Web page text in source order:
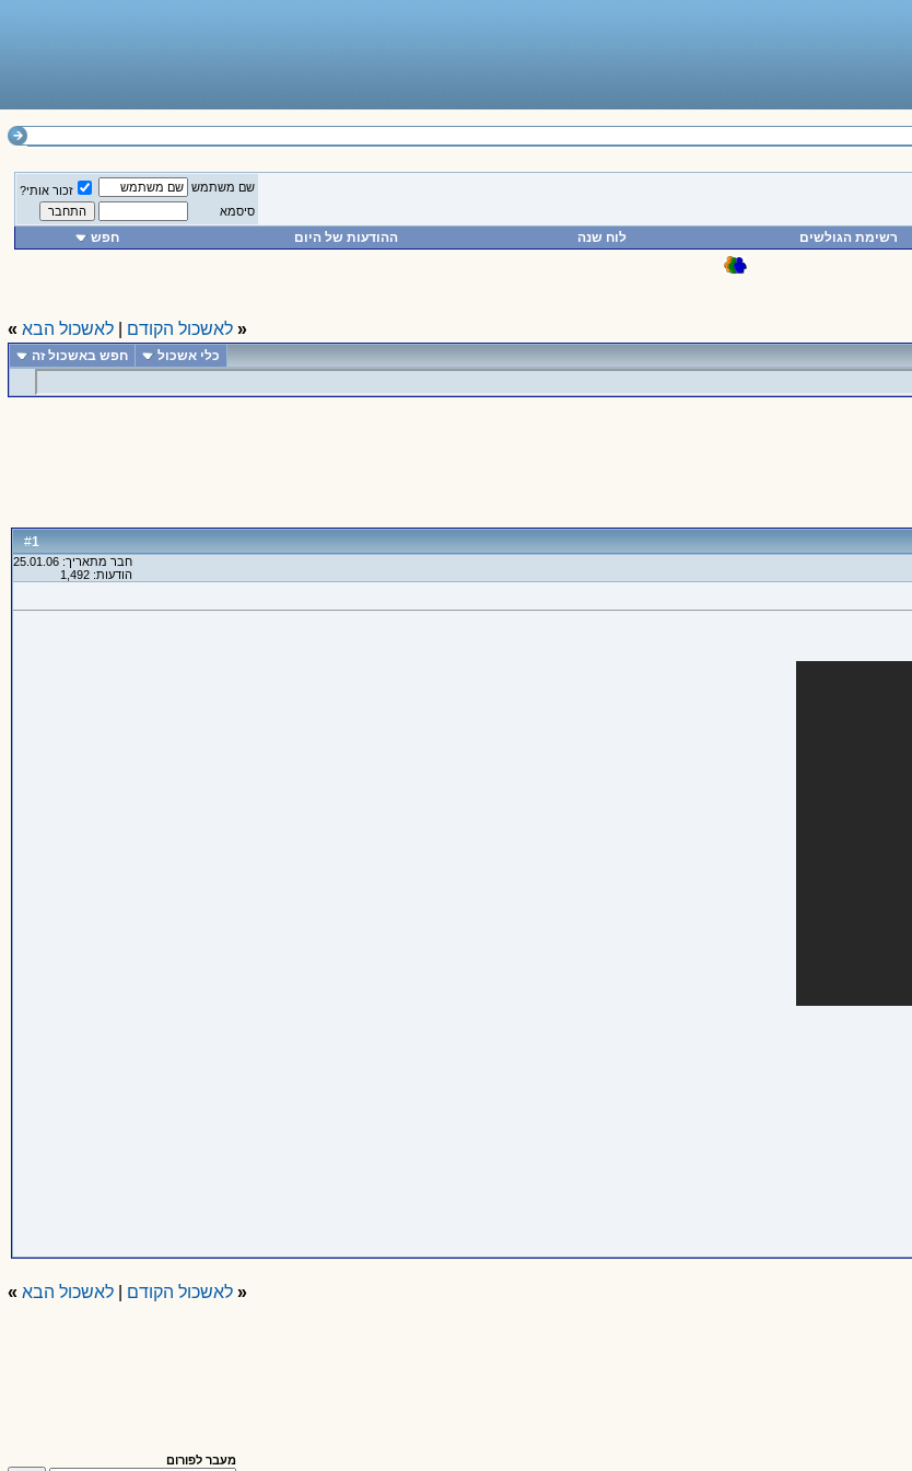
שם משתמש
זכור אותי?
סיסמא
רשימת הגולשים לוח שנה ההודעות של היום חפש
« לאשכול הקודם לאשכול הבא »
כלי אשכול חפש באשכול זה
#
1
חבר מתאריך: 25.01.06
הודעות: 1,492
« לאשכול הקודם |לאשכול הבא »
מעבר לפורום